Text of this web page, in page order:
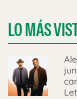
LO MÁS